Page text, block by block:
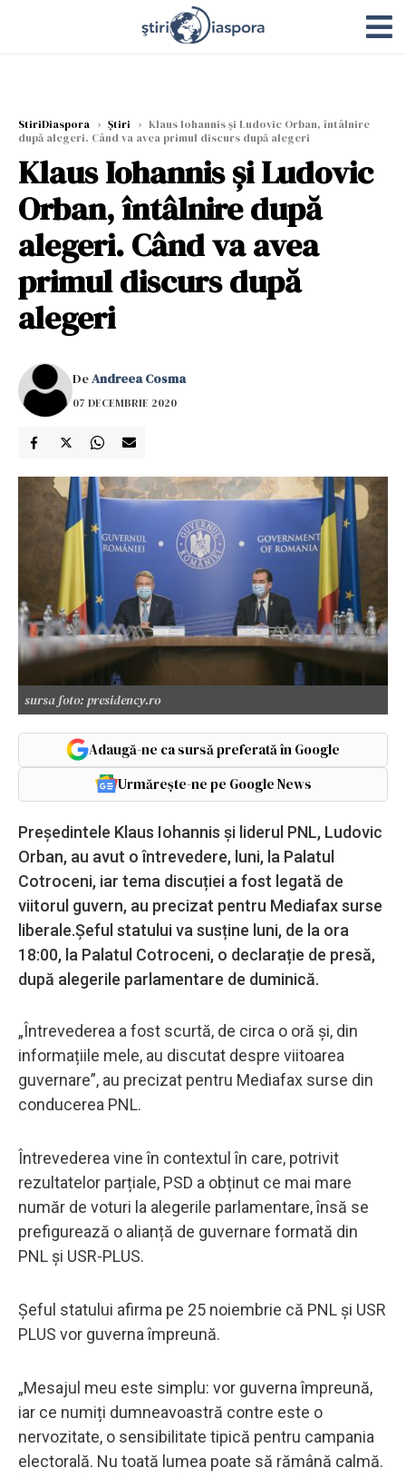
StiriDiaspora › Știri › Klaus Iohannis şi Ludovic Orban, întâlnire
după alegeri. Când va avea primul discurs după alegeri
Klaus Iohannis şi Ludovic
Orban, întâlnire după
alegeri. Când va avea
primul discurs după
alegeri
DeAndreea Cosma
07 DECEMBRIE 2020
sursa foto: presidency.ro
Adaugă-ne ca sursă preferată în Google
Urmărește-ne pe Google News
Președintele Klaus Iohannis și liderul PNL, Ludovic
Orban, au avut o întrevedere, luni, la Palatul
Cotroceni, iar tema discuției a fost legată de
viitorul guvern, au precizat pentru Mediafax surse
liberale.Şeful statului va susține luni, de la ora
18:00, la Palatul Cotroceni, o declarație de presă,
după alegerile parlamentare de duminică.
„Întrevederea a fost scurtă, de circa o oră și, din
informațiile mele, au discutat despre viitoarea
guvernare”, au precizat pentru Mediafax surse din
conducerea PNL.
Întrevederea vine în contextul în care, potrivit
rezultatelor parțiale, PSD a obținut ce mai mare
număr de voturi la alegerile parlamentare, însă se
prefigurează o alianță de guvernare formată din
PNL și USR-PLUS.
Șeful statului afirma pe 25 noiembrie că PNL și USR
PLUS vor guverna împreună.
„Mesajul meu este simplu: vor guverna împreună,
iar ce numiți dumneavoastră contre este o
nervozitate, o sensibilitate tipică pentru campania
electorală. Nu toată lumea poate să rămână calmă.